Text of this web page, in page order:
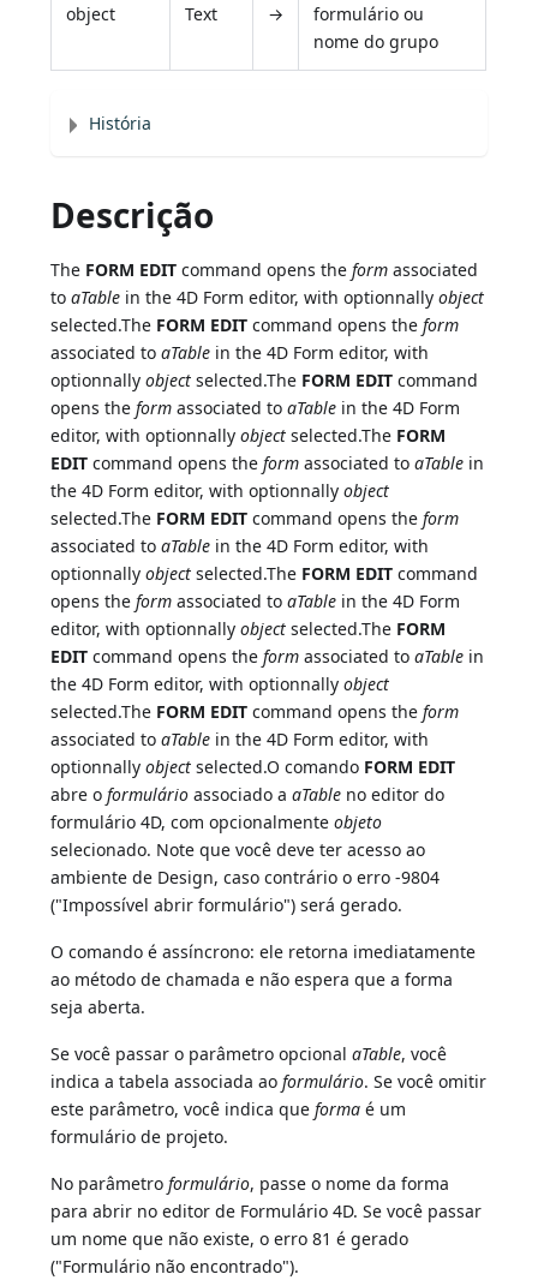
object Text →
formulário ou
nome do grupo
História
Descrição
The FORM EDIT command opens theform associated
toaTable in the 4D Form editor, with optionnallyobject
selected.The FORM EDIT command opens theform
associated toaTable in the 4D Form editor, with
optionnallyobject selected.The FORM EDIT command
opens theform associated toaTable in the 4D Form
editor, with optionnallyobject selected.The FORM
EDIT command opens theform associated toaTable in
the 4D Form editor, with optionnallyobject
selected.The FORM EDIT command opens theform
associated toaTable in the 4D Form editor, with
optionnallyobject selected.The FORM EDIT command
opens theform associated toaTable in the 4D Form
editor, with optionnallyobject selected.The FORM
EDIT command opens theform associated toaTable in
the 4D Form editor, with optionnallyobject
selected.The FORM EDIT command opens theform
associated toaTable in the 4D Form editor, with
optionnallyobject selected.O comando FORM EDIT
abre oformulário associado aaTable no editor do
formulário 4D, com opcionalmenteobjeto
selecionado. Note que você deve ter acesso ao
ambiente de Design, caso contrário o erro -9804
("Impossível abrir formulário") será gerado.
O comando é assíncrono: ele retorna imediatamente
ao método de chamada e não espera que a forma
seja aberta.
Se você passar o parâmetro opcionalaTable, você
indica a tabela associada aoformulário. Se você omitir
este parâmetro, você indica queforma é um
formulário de projeto.
No parâmetroformulário, passe o nome da forma
para abrir no editor de Formulário 4D. Se você passar
um nome que não existe, o erro 81 é gerado
("Formulário não encontrado").